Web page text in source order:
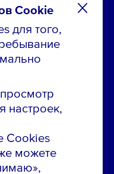
Cookie
для того,
настроек,
Cookies
можете